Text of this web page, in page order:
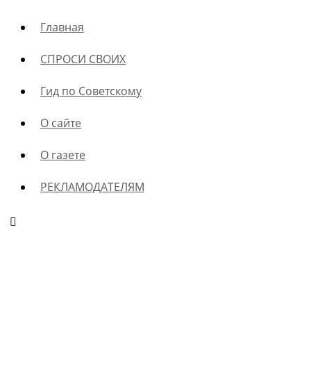
Главная
СПРОСИ СВОИХ
Гид по Советскому
О сайте
О газете
РЕКЛАМОДАТЕЛЯМ